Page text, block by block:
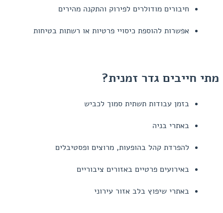
חיבורים מודולרים לפירוק והתקנה מהירים
אפשרות להוספת כיסויי פרטיות או רשתות בטיחות
מתי חייבים גדר זמנית?
בזמן עבודות תשתית סמוך לכביש
באתרי בניה
להפרדת קהל בהופעות, מרוצים ופסטיבלים
באירועים פרטיים באזורים ציבוריים
באתרי שיפוץ בלב אזור עירוני